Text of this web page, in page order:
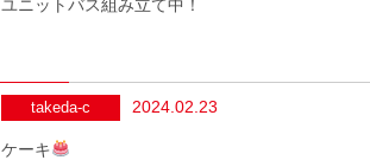
ユニットバス組み立て中！
takeda-c 2024.02.23
ケーキ